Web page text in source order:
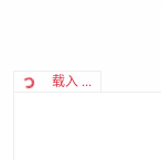
载入 ...